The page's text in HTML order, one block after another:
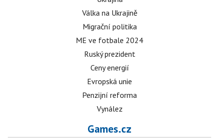
Válka na Ukrajině
Migrační politika
ME ve fotbale 2024
Ruský prezident
Ceny energií
Evropská unie
Penzijní reforma
Vynález
Games.cz